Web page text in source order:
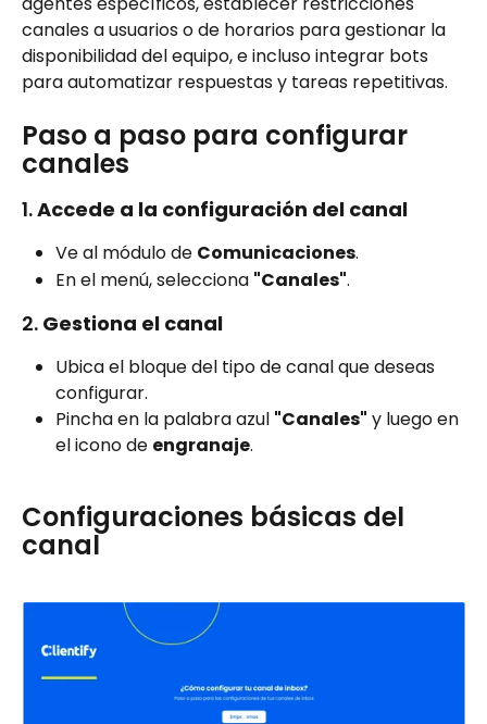
canales a usuarios o de horarios para gestionar la
disponibilidad del equipo, e incluso integrar bots
para automatizar respuestas y tareas repetitivas.
Paso a paso para configurar
canales
1. Accede a la configuración del canal
Ve al módulo de Comunicaciones.
En el menú, selecciona "Canales".
2. Gestiona el canal
Ubica el bloque del tipo de canal que deseas
configurar.
Pincha en la palabra azul "Canales" y luego en
el icono de engranaje.
Configuraciones básicas del
canal